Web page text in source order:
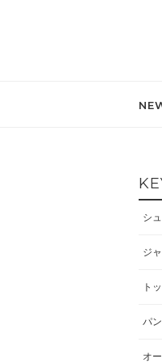
シ
ジ
ト
パ
オ